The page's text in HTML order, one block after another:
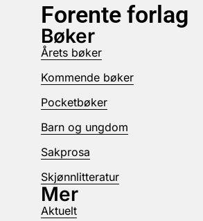
Forente forlag
Bøker
Årets bøker
Kommende bøker
Pocketbøker
Barn og ungdom
Sakprosa
Skjønnlitteratur
Mer
Aktuelt